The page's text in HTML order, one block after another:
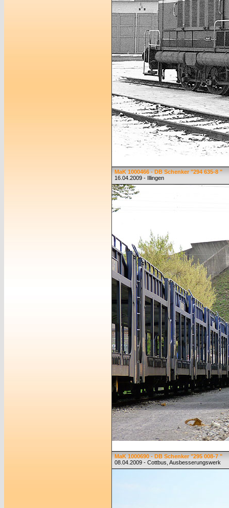
MaK 1000466 - DB Schenker "294 635-8 "
16.04.2009 - Illingen
MaK 1000690 - DB Schenker "295 008-7 "
08.04.2009 - Cottbus, Ausbesserungswerk